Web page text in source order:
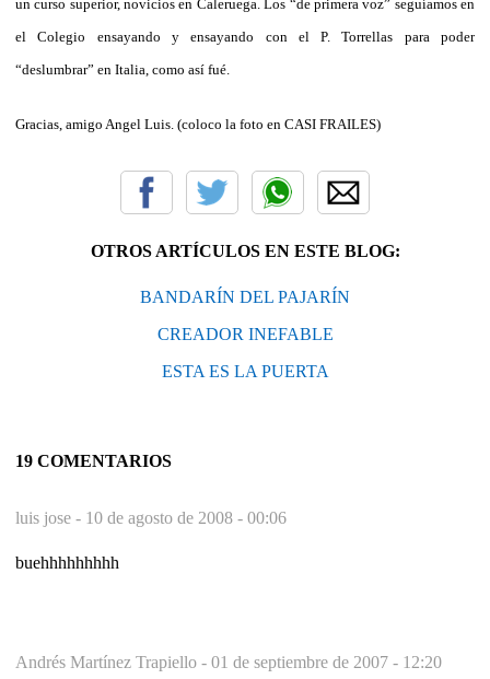
un curso superior, novicios en Caleruega. Los “de primera voz” seguíamos en
el Colegio ensayando y ensayando con el P. Torrellas para poder
“deslumbrar” en Italia, como así fué.
Gracias, amigo Angel Luis. (coloco la foto en CASI FRAILES)
OTROS ARTÍCULOS EN ESTE BLOG:
BANDARÍN DEL PAJARÍN
CREADOR INEFABLE
ESTA ES LA PUERTA
19 COMENTARIOS
luis jose - 10 de agosto de 2008 - 00:06
buehhhhhhhhh
Andrés Martínez Trapiello - 01 de septiembre de 2007 - 12:20